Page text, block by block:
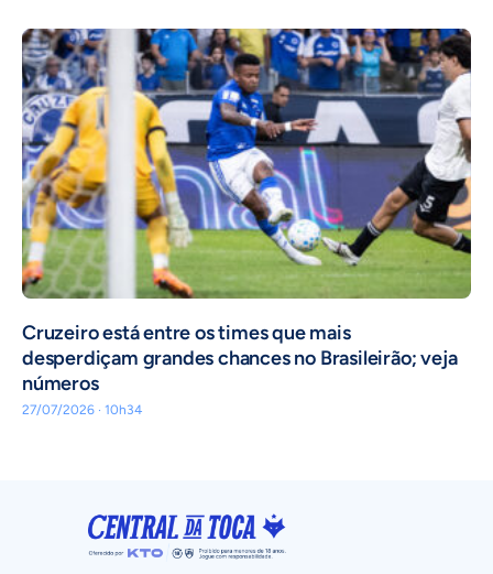
Cruzeiro está entre os times que mais
desperdiçam grandes chances no Brasileirão; veja
números
27/07/2026 · 10h34